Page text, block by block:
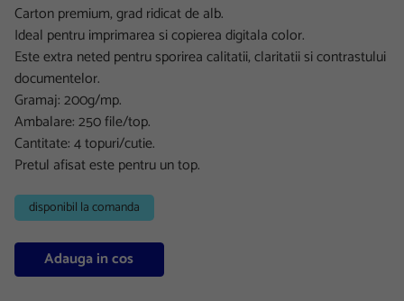
Carton premium, grad ridicat de alb.
Ideal pentru imprimarea si copierea digitala color.
Este extra neted pentru sporirea calitatii, claritatii si contrastului
documentelor.
Gramaj: 200g/mp.
Ambalare: 250 file/top.
Cantitate: 4 topuri/cutie.
Pretul afisat este pentru un top.
disponibil la comanda
Adauga in cos